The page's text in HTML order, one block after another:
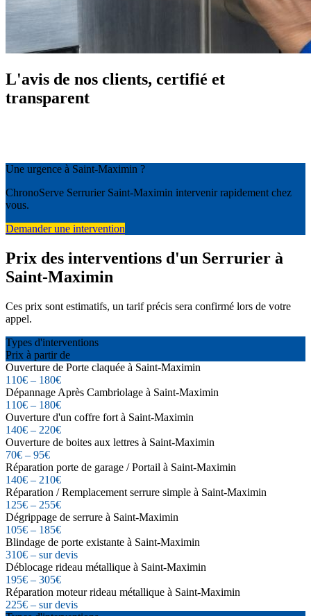
L'avis de nos clients, certifié et
transparent
Une urgence à Saint-Maximin ?
ChronoServe Serrurier Saint-Maximin intervenir rapidement chez
vous.
Demander une intervention
Prix des interventions d'un Serrurier à
Saint-Maximin
Ces prix sont estimatifs, un tarif précis sera confirmé lors de votre
appel.
Types d'interventions
Prix à partir de
Ouverture de Porte claquée à Saint-Maximin
110€ – 180€
Dépannage Après Cambriolage à Saint-Maximin
110€ – 180€
Ouverture d'un coffre fort à Saint-Maximin
140€ – 220€
Ouverture de boites aux lettres à Saint-Maximin
70€ – 95€
Réparation porte de garage / Portail à Saint-Maximin
140€ – 210€
Réparation / Remplacement serrure simple à Saint-Maximin
125€ – 255€
Dégrippage de serrure à Saint-Maximin
105€ – 185€
Blindage de porte existante à Saint-Maximin
310€ – sur devis
Déblocage rideau métallique à Saint-Maximin
195€ – 305€
Réparation moteur rideau métallique à Saint-Maximin
225€ – sur devis